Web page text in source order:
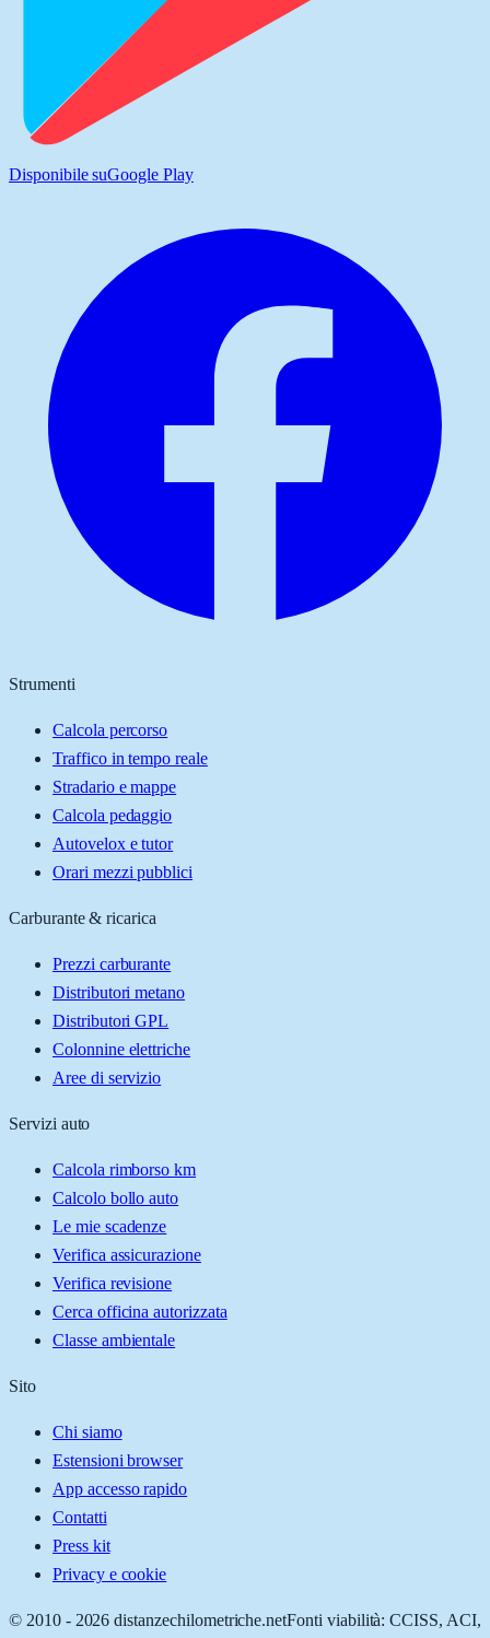
Disponibile suGoogle Play
Strumenti
Calcola percorso
Traffico in tempo reale
Stradario e mappe
Calcola pedaggio
Autovelox e tutor
Orari mezzi pubblici
Carburante & ricarica
Prezzi carburante
Distributori metano
Distributori GPL
Colonnine elettriche
Aree di servizio
Servizi auto
Calcola rimborso km
Calcolo bollo auto
Le mie scadenze
Verifica assicurazione
Verifica revisione
Cerca officina autorizzata
Classe ambientale
Sito
Chi siamo
Estensioni browser
App accesso rapido
Contatti
Press kit
Privacy e cookie
© 2010 - 2026 distanzechilometriche.netFonti viabilità: CCISS, ACI,